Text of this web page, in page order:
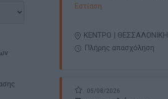
Εστίαση
ΚΕΝΤΡΟ | ΘΕΣΣΑΛΟΝΙΚΗ
Πλήρης απασχόληση
05/08/2026